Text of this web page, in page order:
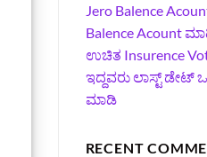
Jero Balence
Balence Acount
ಉಚಿತ Insurence
ಇದ್ದವರು ಲಾಸ್ಟ್‌ ಡೇಟ್‌
ಮಾಡಿ
RECENT